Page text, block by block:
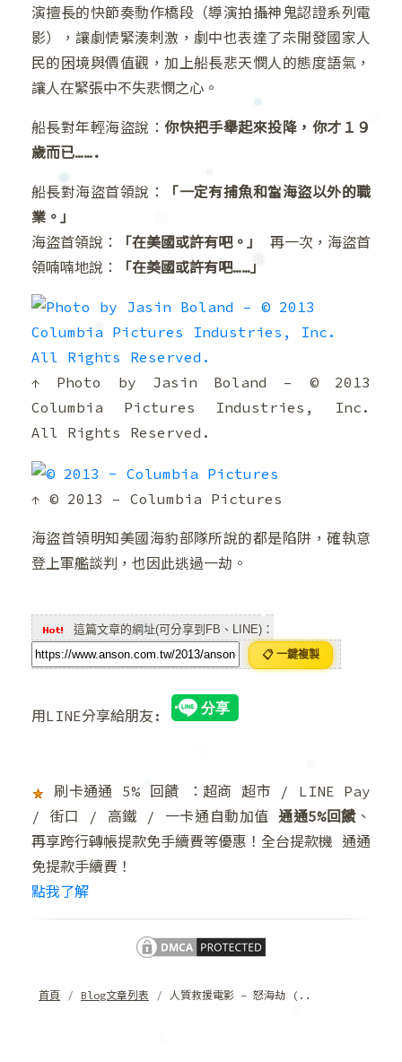
演擅長的快節奏動作橋段（導演拍攝神鬼認證系列電
影），讓劇情緊湊刺激，劇中也表達了未開發國家人
民的困境與價值觀，加上船長悲天憫人的態度語氣，
讓人在緊張中不失悲憫之心。
船長對年輕海盜說：你快把手舉起來投降，你才１９
歲而已…….
船長對海盜首領說：
「一定有捕魚和當海盜以外的職
業。」
海盜首領說：
「在美國或許有吧。」
再一次，海盜首
領喃喃地說：
「在美國或許有吧……」
↑ Photo by Jasin Boland – © 2013
Columbia Pictures Industries, Inc.
All Rights Reserved.
↑ © 2013 – Columbia Pictures
海盜首領明知美國海豹部隊所說的都是陷阱，確執意
登上軍艦談判，也因此逃過一劫。
這篇文章的網址(可分享到FB、LINE)：
📋 一鍵複製
用LINE分享給朋友:
刷卡通通 5% 回饋 ：超商 超市 / LINE Pay
/ 街口 / 高鐵 / 一卡通自動加值通通5%回饋 、
再享跨行轉帳提款免手續費等優惠！全台提款機 通通
免提款手續費！
點我了解
首頁 Blog文章列表 人質救援電影 – 怒海劫 (..
❆
❅
❅
❄
❆
❆